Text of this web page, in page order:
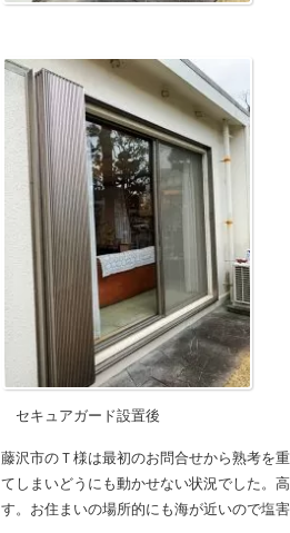
セキュアガード設置後
藤沢市のＴ様は最初のお問合せから熟考を
てしまいどうにも動かせない状況でした。
す。お住まいの場所的にも海が近いので塩